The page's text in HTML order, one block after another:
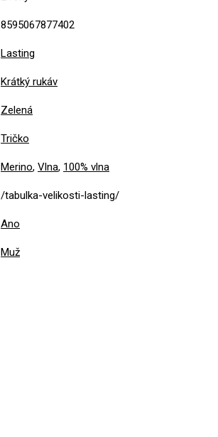
8595067877402
Lasting
Krátký rukáv
Zelená
Tričko
Merino, Vlna, 100% vlna
/tabulka-velikosti-lasting/
Ano
Muž